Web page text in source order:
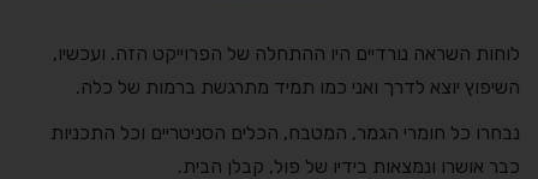
לוחות השראה נורדיים היו ההתחלה של הפרוייקט הזה. ועכשיו,
השיפוץ יוצא לדרך ואני כמו תמיד מתרגשת ברמות של כלה.
נבחרו כל חומרי הגמר, המטבח, הכלים הסניטריים וכל התכניות
כבר אושרו ונמצאות בידיו של פול, קבלן הבית.